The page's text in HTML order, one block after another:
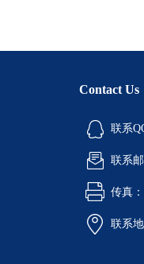
Contact Us
联系
联系
传真
联系